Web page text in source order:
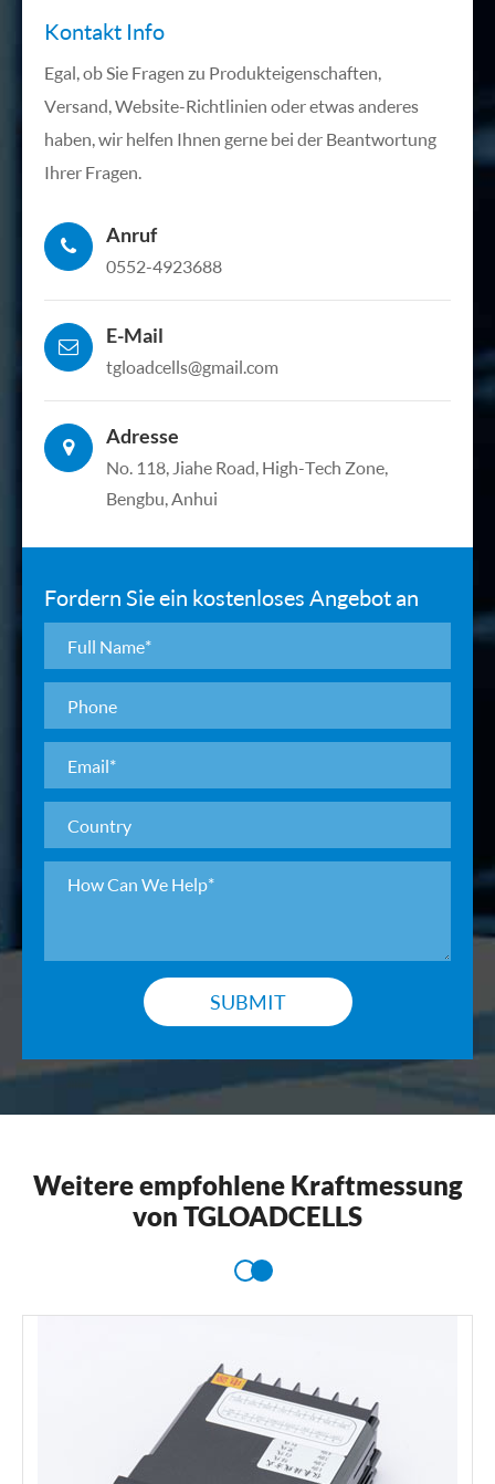
Kontakt Info
Egal, ob Sie Fragen zu Produkteigenschaften,
Versand, Website-Richtlinien oder etwas anderes
haben, wir helfen Ihnen gerne bei der Beantwortung
Ihrer Fragen.
Anruf
0552-4923688
E-Mail
tgloadcells@gmail.com
Adresse
No. 118, Jiahe Road, High-Tech Zone,
Bengbu, Anhui
Fordern Sie ein kostenloses Angebot an
SUBMIT
Weitere empfohlene Kraftmessung
von TGLOADCELLS